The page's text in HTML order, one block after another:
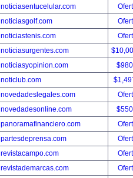
noticiasentucelular.com
noticiasgolf.com
noticiastenis.com
noticiasurgentes.com
noticiasyopinion.com
noticlub.com
novedadeslegales.com
novedadesonline.com
panoramafinanciero.com
partesdeprensa.com
revistacampo.com
revistademarcas.com